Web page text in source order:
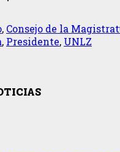
, Consejo de la
, Presidente, UNLZ